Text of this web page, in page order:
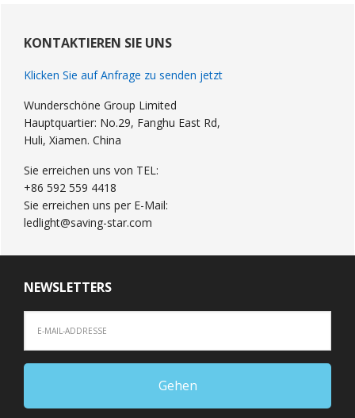
Sidebar
KONTAKTIEREN SIE UNS
Klicken Sie auf Anfrage zu senden jetzt
Wunderschöne Group Limited
Hauptquartier: No.29, Fanghu East Rd,
Huli, Xiamen. China
Sie erreichen uns von TEL:
+86 592 559 4418
Sie erreichen uns per E-Mail:
ledlight@saving-star.com
NEWSLETTERS